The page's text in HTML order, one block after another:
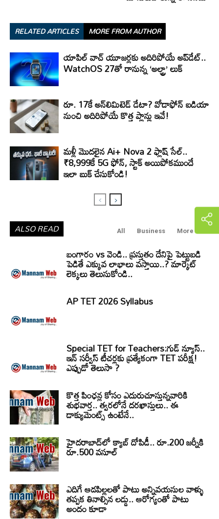
RELATED ARTICLES MORE FROM AUTHOR
యాపిల్ వాచ్ యూజర్లకు అదిరిపోయే అప్‌డేట్..
WatchOS 27తో రానున్న ‘అల్ట్రా’ లుక్
రూ. 17కే అన్‌లిమిటెడ్ డేటా? వోడాఫోన్ ఐడియా
నుంచి అదిరిపోయే కొత్త ప్లాన్లు ఇవే!
మళ్లీ మొదలైన Ai+ Nova 2 ఫ్లాష్ సేల్..
₹8,999కే 5G ఫోన్, స్టాక్ అయిపోకముందే
ఇలా బుక్ చేసుకోండి!
ALSO READ All Business More
బంగారం vs వెండి.. ప్రస్తుతం దేనిపై పెట్టుబడి
పెడితే ఎక్కువ లాభాలు వస్తాయి..? మార్కెట్
లెక్కలు తెలుసుకోండి..
AP TET 2026 Syllabus
Special TET for Teachers:గుడ్ న్యూస్..
ఇన్ సర్వీస్ టీచర్లకు ప్రత్యేకంగా TET పరీక్ష!
ఎప్పుడో తెలుసా ?
కొత్త పింఛన్ల కోసం ఎదురుచూస్తున్నవారికి
శుభవార్త.. త్వరలోనే దరఖాస్తులు.. ఈ
డాక్యుమెంట్స్ ఉంటేనే..
హైదరాబాద్‌లో క్యాబ్‌ దోపిడీ.. రూ.200 జర్నీకి
రూ.500 వసూల్
ఎదిగే ఆడపిల్లలతో పాటు అన్నివయసుల వాళ్ళు
తప్పక తినాల్సిన లడ్డు.. ఆరోగ్యంతో పాటు
అందం కూడా